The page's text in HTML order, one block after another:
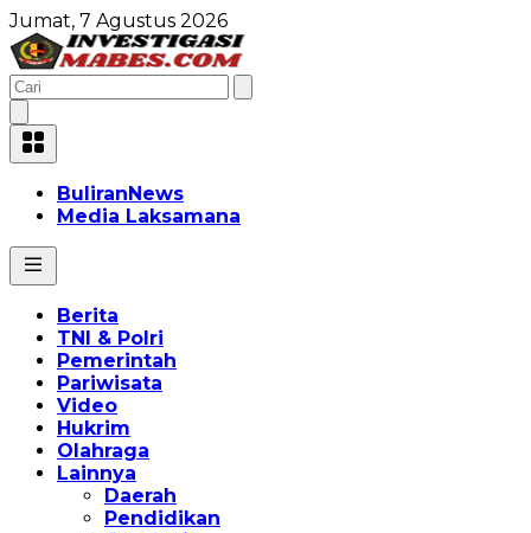
Jumat, 7 Agustus 2026
BuliranNews
Media Laksamana
Berita
TNI & Polri
Pemerintah
Pariwisata
Video
Hukrim
Olahraga
Lainnya
Daerah
Pendidikan